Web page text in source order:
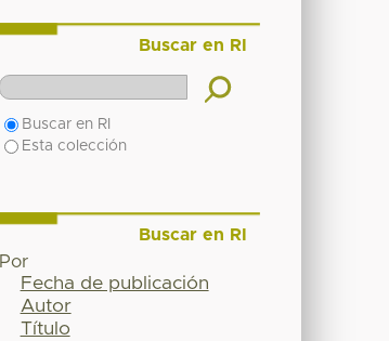
Buscar en RI
Buscar en RI
Esta colección
Buscar en RI
Por
Fecha de publicación
Autor
Título